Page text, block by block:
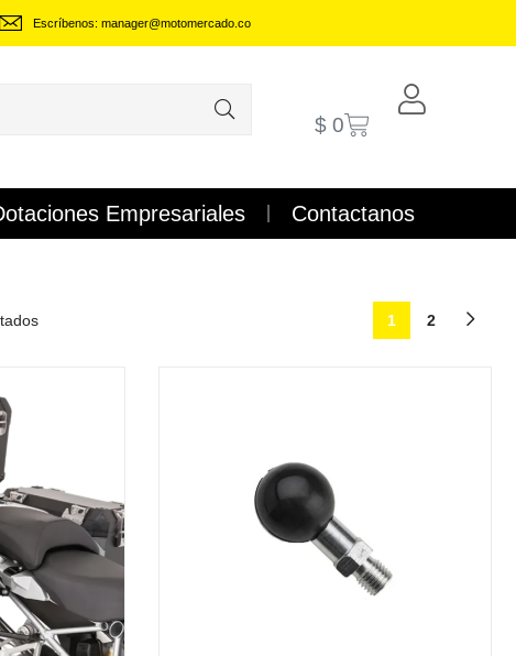
Escríbenos: manager@motomercado.co
$ 0
Empresariales Contactanos
1 2